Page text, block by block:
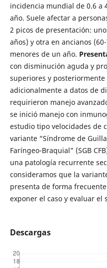
incidencia mundial de 0.6 a
año. Suele afectar a
2 picos de presentación:
años) y otra en ancianos
menores de un año.
con disminución aguda y
superiores y
adicionalmente a datos de
requirieron manejo
se inició manejo con
estudio tipo velocidades de
variante “Síndrome de
Faríngeo-Braquial” (SGB
una patología recurrente
consideramos que la
presenta de forma
exponer el caso y evaluar
Descargas